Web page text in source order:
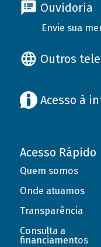
Ouvidoria
Envie sua
Outros
Acesso à
Acesso Rápido
Quem somos
Onde atuamos
Transparência
Consulta a
financiamentos